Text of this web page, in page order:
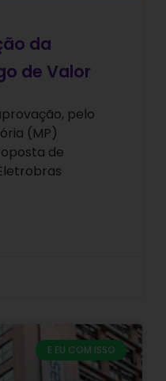
da
de Valor
pelo
(MP)
de
E EU COM ISSO